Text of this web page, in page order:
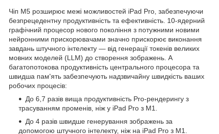
Чіп M5 розширює межі можливостей iPad Pro, забезпечуючи
безпрецедентну продуктивність та ефективність. 10-ядерний
графічний процесор нового покоління з потужними новими
нейронними прискорювачами значно прискорює виконання
завдань штучного інтелекту — від генерації токенів великих
мовних моделей (LLM) до створення зображень. А
багатопотокова продуктивність центрального процесора та
швидша пам'ять забезпечують надзвичайну швидкість ваших
робочих процесів:
До 6,7 разів вища продуктивність Pro-рендерингу з
трасуванням променів, ніж у iPad Pro з M1.
До 4 разів швидше генерування зображень за
допомогою штучного інтелекту, ніж на iPad Pro з M1.